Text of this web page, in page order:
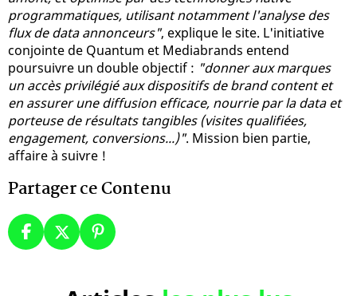
programmatiques, utilisant notamment l'analyse des
flux de data annonceurs", explique le site. L'initiative
conjointe de Quantum et Mediabrands entend
poursuivre un double objectif : "donner aux marques
un accès privilégié aux dispositifs de brand content et
en assurer une diffusion efficace, nourrie par la data et
porteuse de résultats tangibles (visites qualifiées,
engagement, conversions...)". Mission bien partie,
affaire à suivre !
Partager ce Contenu